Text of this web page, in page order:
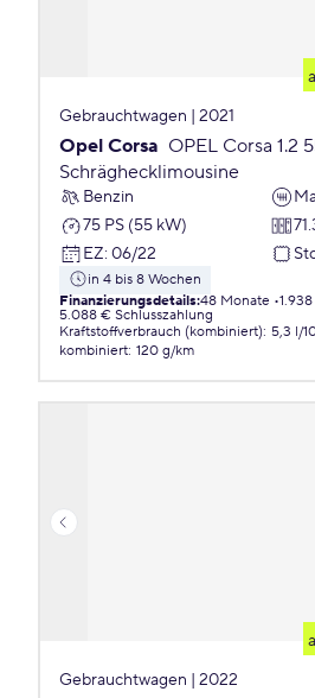
Gebrauchtwagen | 2021
Opel Corsa OPEL Corsa 1.2
Schräghecklimousine
Benzin
75 PS (55 kW)
EZ: 06/22
in 4 bis 8 Wochen
Finanzierungsdetails:48 Monate
5.088 € Schlusszahlung
Kraftstoffverbrauch (kombiniert): 5,3 l/
kombiniert: 120 g/km
Gebrauchtwagen | 2022